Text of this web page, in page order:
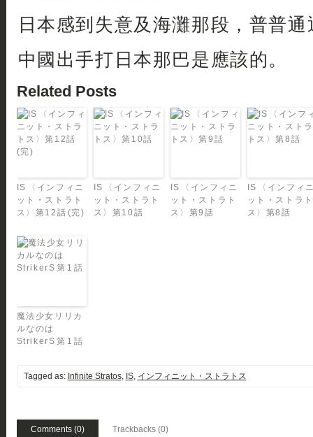
日本感到失意及海灘那段，普普
中國出手打日本那巴是應該的。
Related Posts
IS 〈インフィニ
ット・ストラト
ス〉第12話 (完)
IS 〈インフィニ
ット・ストラト
ス〉第10話
IS 〈インフィニ
ット・ストラト
ス〉第9話
IS 〈インフィ
ット・ストラト
ス〉第8話
魔法少女リリカ
ルなのは
StrikerS 第 1 話
Tagged as: Infinite Stratos, IS, インフィニット・ストラトス
Comments (0) Trackbacks (0)